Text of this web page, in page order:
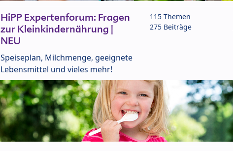
HiPP Expertenforum: Fragen
zur Kleinkindernährung |
NEU
Speiseplan, Milchmenge, geeignete
Lebensmittel und vieles mehr!
115 Themen
275 Beiträge